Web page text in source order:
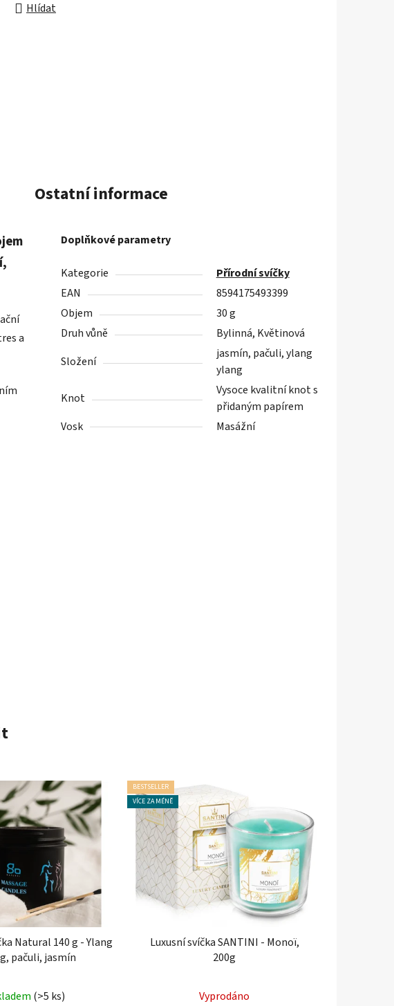
Hlídat
Ostatní informace
a
Doplňkové parametry
Kategorie
Přírodní svíčky
EAN
8594175493399
Objem
30 g
Druh vůně
Bylinná, Květinová
Složení
jasmín, pačuli, ylang
ylang
Knot
Vysoce kvalitní knot s
přidaným papírem
Vosk
Masážní
Natural 140 g - Ylang
pačuli, jasmín
(>5 ks)
BESTSELLER
VÍCE ZA MÉNĚ
Luxusní svíčka SANTINI - Monoï,
200g
Vyprodáno